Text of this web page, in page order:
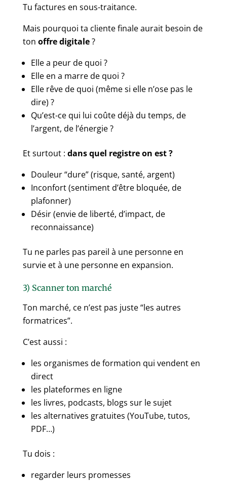
Tu factures en sous-traitance.
Mais pourquoi ta cliente finale aurait besoin de
ton offre digitale?
Elle a peur de quoi ?
Elle en a marre de quoi ?
Elle rêve de quoi (même si elle n’ose pas le
dire) ?
Qu’est-ce qui lui coûte déjà du temps, de
l’argent, de l’énergie ?
Et surtout : dans quel registre on est ?
Douleur “dure” (risque, santé, argent)
Inconfort (sentiment d’être bloquée, de
plafonner)
Désir (envie de liberté, d’impact, de
reconnaissance)
Tu ne parles pas pareil à une personne en
survie et à une personne en expansion.
3) Scanner ton marché
Ton marché, ce n’est pas juste “les autres
formatrices”.
C’est aussi :
les organismes de formation qui vendent en
direct
les plateformes en ligne
les livres, podcasts, blogs sur le sujet
les alternatives gratuites (YouTube, tutos,
PDF…)
Tu dois :
regarder leurs promesses